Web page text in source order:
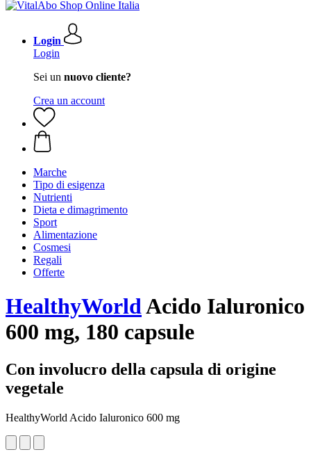
Login
Login
Sei un nuovo cliente?
Crea un account
Marche
Tipo di esigenza
Nutrienti
Dieta e dimagrimento
Sport
Alimentazione
Cosmesi
Regali
Offerte
HealthyWorldAcido Ialuronico
600 mg, 180 capsule
Con involucro della capsula di origine
vegetale
HealthyWorld Acido Ialuronico 600 mg